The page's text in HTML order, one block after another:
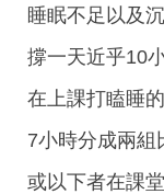
睡眠不足以及
撐一天近乎10
在上課打瞌睡
7小時分成兩組
或以下者在課